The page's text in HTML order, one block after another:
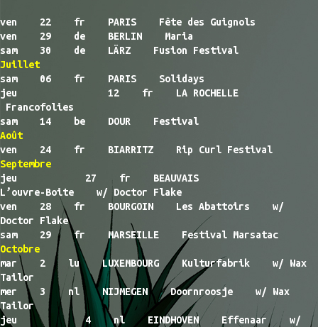
ven 22 fr PARIS Fête des Guignols
ven 29 de BERLIN Maria
sam 30 de LÄRZ Fusion Festival
Juillet
sam 06 fr PARIS Solidays
jeu 12 fr LA ROCHELLE
Francofolies
sam 14 be DOUR Festival
Août
ven 24 fr BIARRITZ Rip Curl Festival
Septembre
jeu 27 fr BEAUVAIS
L’ouvre-Boite w/ Doctor Flake
ven 28 fr BOURGOIN Les Abattoirs w/
Doctor Flake
sam 29 fr MARSEILLE Festival Marsatac
Octobre
mar 2 lu LUXEMBOURG Kulturfabrik w/ Wax
Tailor
mer 3 nl NIJMEGEN Doornroosje w/ Wax
Tailor
jeu 4 nl EINDHOVEN Effenaar w/